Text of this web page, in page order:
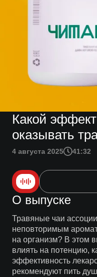
Какой
оказывать
4 августа 2025 41:32
О выпуске
Травяные чаи
неповторимым
на организм? В этом
влиять на потенцию,
эффективность
рекомендуют пить